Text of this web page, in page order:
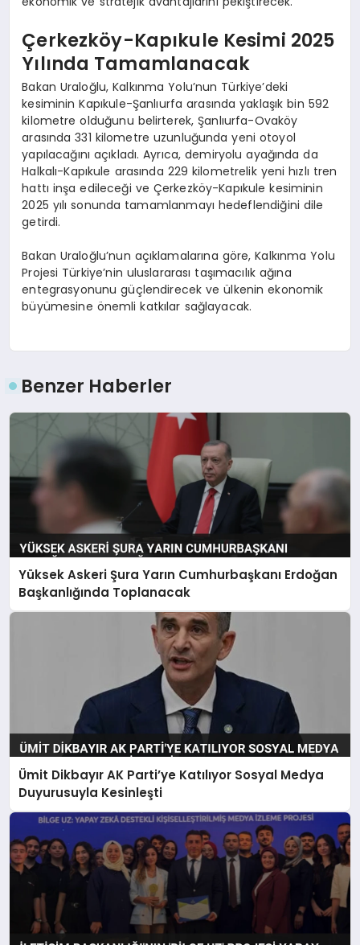
Çerkezköy-Kapıkule Kesimi 2025
Yılında Tamamlanacak
Bakan Uraloğlu, Kalkınma Yolu’nun Türkiye’deki
kesiminin Kapıkule-Şanlıurfa arasında yaklaşık bin 592
kilometre olduğunu belirterek, Şanlıurfa-Ovaköy
arasında 331 kilometre uzunluğunda yeni otoyol
yapılacağını açıkladı. Ayrıca, demiryolu ayağında da
Halkalı-Kapıkule arasında 229 kilometrelik yeni hızlı tren
hattı inşa edileceği ve Çerkezköy-Kapıkule kesiminin
2025 yılı sonunda tamamlanmayı hedeflendiğini dile
getirdi.
Bakan Uraloğlu’nun açıklamalarına göre, Kalkınma Yolu
Projesi Türkiye’nin uluslararası taşımacılık ağına
entegrasyonunu güçlendirecek ve ülkenin ekonomik
büyümesine önemli katkılar sağlayacak.
Benzer Haberler
Yüksek Askeri Şura Yarın Cumhurbaşkanı Erdoğan
Başkanlığında Toplanacak
Ümit Dikbayır AK Parti’ye Katılıyor Sosyal Medya
Duyurusuyla Kesinleşti